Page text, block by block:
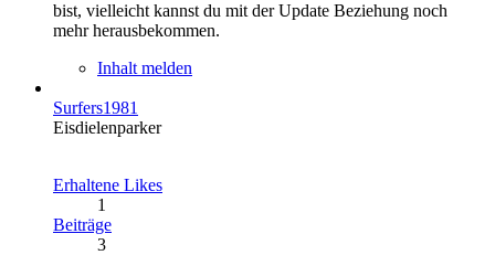
bist, vielleicht kannst du mit der Update Beziehung noch
mehr herausbekommen.
Inhalt melden
Surfers1981
Eisdielenparker
Erhaltene Likes
1
Beiträge
3